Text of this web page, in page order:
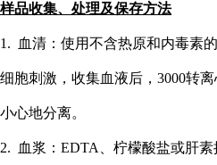
样品收集、处理及保存方法
1. 血清：使用不含热原和内毒素
细胞刺激，收集血液后，3000转
小心地分离。
2. 血浆：EDTA、柠檬酸盐或肝素